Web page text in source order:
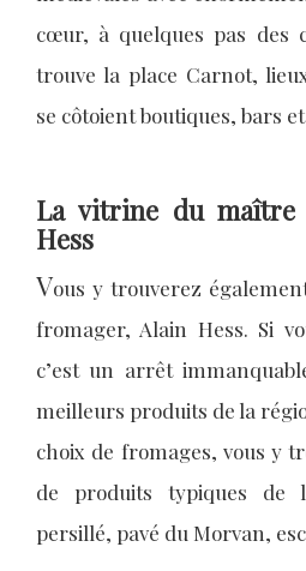
cœur, à quelques pas des
trouve la place Carnot,
se côtoient boutiques, bars
La vitrine du maître
Hess
Vous y trouverez
fromager, Alain Hess. Si
c’est un arrêt
meilleurs produits de la
choix de fromages, vous y
de produits typiques de
persillé, pavé du Morvan,